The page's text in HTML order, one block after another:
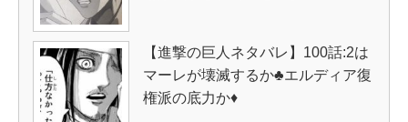
【進撃の巨人ネタバレ】100話:2は
マーレが壊滅するか♣エルディア復
権派の底力か♦